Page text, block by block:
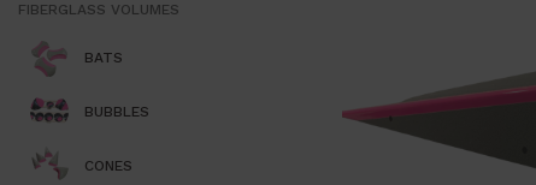
FIBERGLASS VOLUMES
BATS
BUBBLES
CONES